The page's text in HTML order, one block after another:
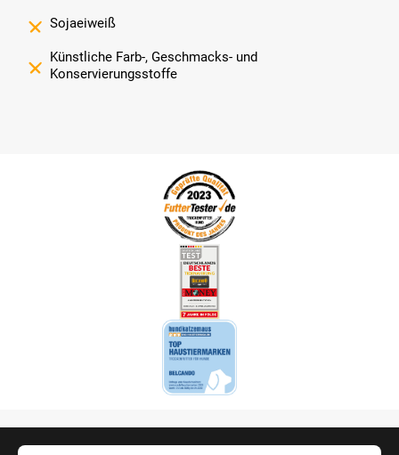
Sojaeiweiß
Künstliche Farb-, Geschmacks- und
Konservierungsstoffe